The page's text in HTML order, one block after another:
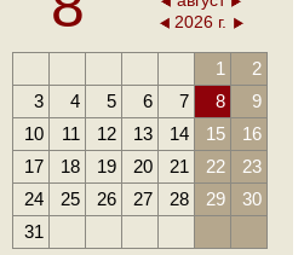
2026 г.
1
2
3
4 5 6 7 8
9
10
11 12 13 14 15
16
17
18 19 20 21 22
23
24
25 26 27 28 29
30
31